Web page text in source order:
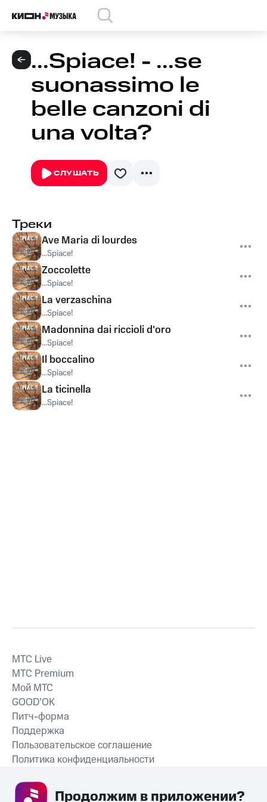
...Spiace! - ...se
suonassimo le
belle canzoni di
una volta?
СЛУШАТЬ
Треки
Ave Maria di lourdes
...Spiace!
Zoccolette
...Spiace!
La verzaschina
...Spiace!
Madonnina dai riccioli d'oro
...Spiace!
Il boccalino
...Spiace!
La ticinella
...Spiace!
СКАЧАТЬ ПРИЛОЖЕНИЕ
MTС Live
MTС Premium
Мой МТС
GOOD’OK
Питч-форма
Поддержка
Пользовательское соглашение
Политика конфиденциальности